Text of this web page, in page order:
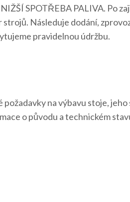
SPOTŘEBA PALIVA. Po
Následuje dodání,
pravidelnou údržbu.
na výbavu stoje, jeho
o původu a technickém